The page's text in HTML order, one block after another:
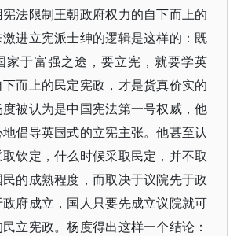
法限制王朝政府权力的自下而上的
进立宪派士绅的逻辑是这样的：既
家于富强之途，要立宪，就要学英
而上的民定宪政，才是货真价实的
被认为是中国宪法第一号权威，他
倡导英国式的立宪主张。他甚至认
钦定，什么时候采取民定，并不取
的成熟程度，而取决于议院先于政
府成立，国人只要先成立议院就可
立宪政。杨度得出这样一个结论：